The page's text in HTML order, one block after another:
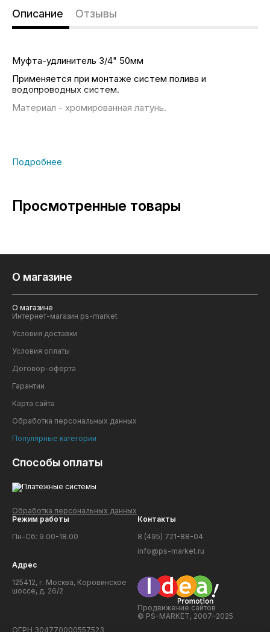
Описание Отзывы
Муфта-удлинитель 3/4" 50мм
Применяется при монтаже систем полива и
водопроводных систем.
Материал - хромированная латунь.
Просмотренные товары
О магазине
О магазине
Интернет-магазин ps-market
Условия доставки
Условия оплаты
Договор-оферта
Гарантии
Карта сайта
Обработка персональных данных
Популярные категории
Способы оплаты
Обработка персональных данных
Режим работы
Пн-Сб: 9.00-18.00
Контакты
8 (495) 721-88-04
info@ps-market.ru
Адрес
125412, г. Москва, Коровинское
шоссе, д. 26/2
Продвижение сайтов
© PS-MARKET, 2007–2025
ОГРН 304770000557523